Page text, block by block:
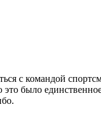
с командой
было